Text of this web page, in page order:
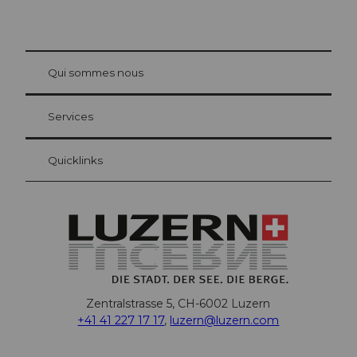
Carte d’hôte Lucerne
Vos avantages en tant qu'hôte pour la nuit
at Bre
Qui sommes nous
Services
Quicklinks
Zentralstrasse 5, CH-6002 Luzern
+41 41 227 17 17, luzern@luzern.com